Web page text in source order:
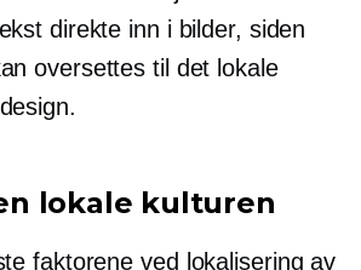
direkte inn i bilder, siden
oversettes til det lokale
lokale kulturen
faktorene ved lokalisering av